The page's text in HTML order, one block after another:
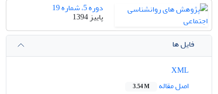
دوره 5، شماره 19
پاییز 1394
فایل ها
اصل مقاله
3.54 M